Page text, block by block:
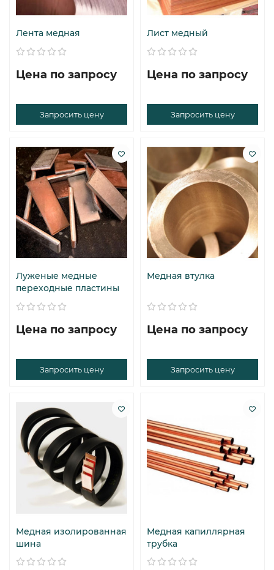
Лента медная
Цена по запросу
Запросить цену
Лист медный
Цена по запросу
Запросить цену
Луженые медные
переходные пластины
Цена по запросу
Запросить цену
Медная втулка
Цена по запросу
Запросить цену
Медная изолированная
шина
Медная капиллярная
трубка